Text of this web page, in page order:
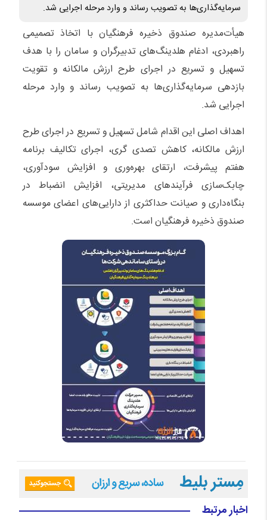
سرمایه‌گذاری‌ها به تصویب رساند و وارد مرحله اجرایی شد.
هیأت‌مدیره صندوق ذخیره فرهنگیان با اتخاذ تصمیمی
راهبردی، ادغام هلدینگ‌های تدبیرگران و سامان را با هدف
تسهیل و تسریع در اجرای طرح ارزش مالکانه و تقویت
بازدهی سرمایه‌گذاری‌ها به تصویب رساند و وارد مرحله
اجرایی شد.
اهداف اصلی این اقدام شامل تسهیل و تسریع در اجرای طرح
ارزش مالکانه، کاهش تصدی گری، اجرای تکالیف برنامه
هفتم پیشرفت، ارتقای بهره‌وری و افزایش سودآوری،
چابک‌سازی فرآیندهای مدیریتی، افزایش انضباط در
بنگاه‌داری و صیانت حداکثری از دارایی‌های اعضای موسسه
صندوق ذخیره فرهنگیان است.
اخبار مرتبط